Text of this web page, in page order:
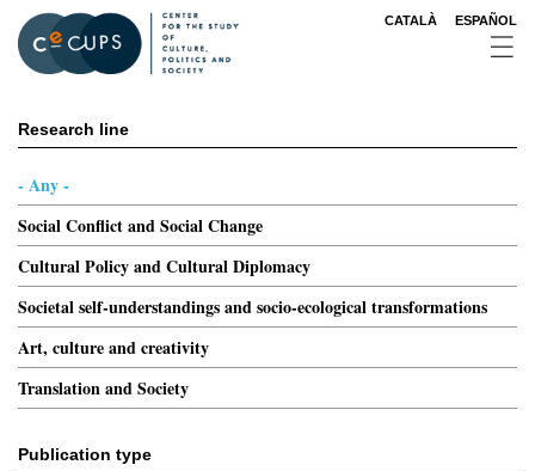
main
content
CATALÀ ESPAÑOL
Research line
- Any -
Social Conflict and Social Change
Cultural Policy and Cultural Diplomacy
Societal self-understandings and socio-ecological transformations
Art, culture and creativity
Translation and Society
Publication type